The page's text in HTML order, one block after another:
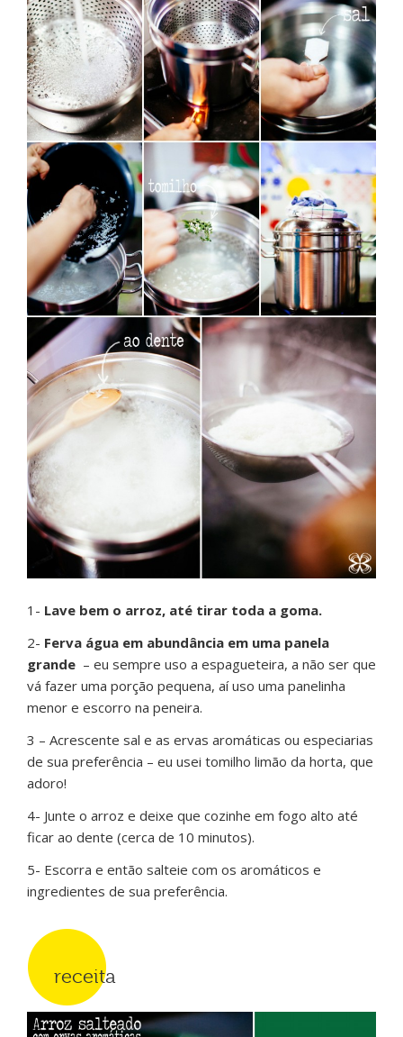
1- Lave bem o arroz, até tirar toda a goma.
2- Ferva água em abundância em uma panela
grande – eu sempre uso a espagueteira, a não ser que
vá fazer uma porção pequena, aí uso uma panelinha
menor e escorro na peneira.
3 – Acrescente sal e as ervas aromáticas ou especiarias
de sua preferência – eu usei tomilho limão da horta, que
adoro!
4- Junte o arroz e deixe que cozinhe em fogo alto até
ficar ao dente (cerca de 10 minutos).
5- Escorra e então salteie com os aromáticos e
ingredientes de sua preferência.
receita